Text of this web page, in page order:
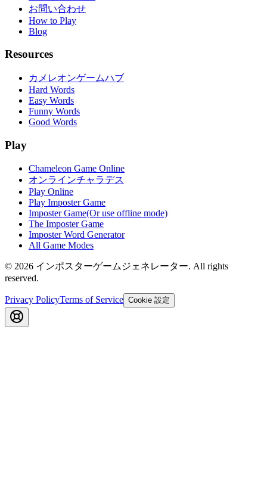
お問い合わせ
How to Play
Blog
Resources
カメレオンゲームハブ
Hard Words
Easy Words
Funny Words
Good Words
Play
Chameleon Game Online
オンラインチャラデス
Play Online
Play Imposter Game
Imposter Game(Or use offline mode)
The Imposter Game
Imposter Word Generator
All Game Modes
© 2026 インポスターゲームジェネレーター. All rights
reserved.
Privacy PolicyTerms of Service Cookie 設定